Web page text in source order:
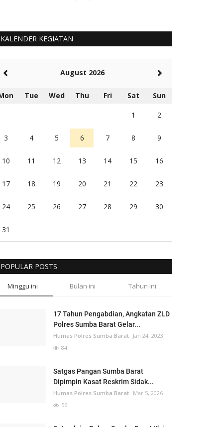
KALENDER KEGIATAN
August 2026
Tue Wed Thu Fri Sat Sun
1 2
3 4 5 6 7 8 9
10 11 12 13 14 15 16
17 18 19 20 21 22 23
24 25 26 27 28 29 30
31
POPULAR POSTS
Minggu ini Bulan ini Tahun ini
17 Tahun Pengabdian, Angkatan ZLD
Polres Sumba Barat Gelar...
Humas Polres Sumba Barat Jan 24, 2023
84
Satgas Pangan Sumba Barat
Dipimpin Kasat Reskrim Sidak...
Humas Polres Sumba Barat Mar 5, 2026
56